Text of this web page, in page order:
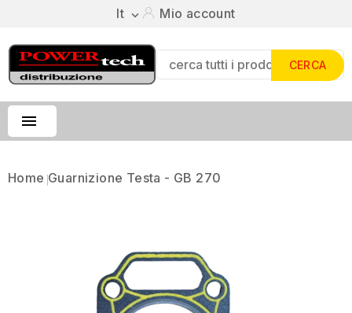
It  Mio account
CERCA

Home Guarnizione Testa - GB 270